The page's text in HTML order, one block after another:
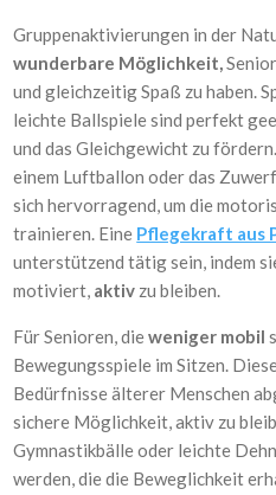
Gruppenaktivierungen in der
wunderbare Möglichkeit,
und gleichzeitig Spaß zu haben.
leichte Ballspiele sind perfekt
und das Gleichgewicht zu
einem Luftballon oder das
sich hervorragend, um die
trainieren. Eine Pflegekraft aus
unterstützend tätig sein, indem
motiviert, aktiv zu bleiben.
Für Senioren, dieweniger mobil
Bewegungsspiele im Sitzen.
Bedürfnisse älterer Menschen
sichere Möglichkeit, aktiv zu
Gymnastikbälle oder leichte
werden, die die Beweglichkeit